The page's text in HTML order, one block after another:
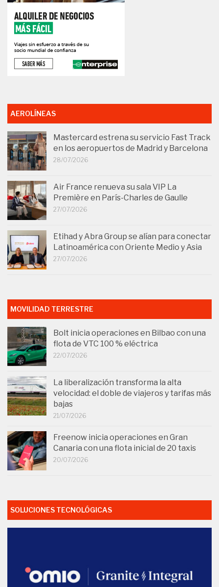
AEROLÍNEAS
Mastercard estrena su servicio Fast Track
en los aeropuertos de Madrid y Barcelona
28/07/2026
Air France renueva su sala VIP La
Première en París-Charles de Gaulle
27/07/2026
Etihad y Abra Group se alían para conectar
Latinoamérica con Oriente Medio y Asia
27/07/2026
MOVILIDAD TERRESTRE
Bolt inicia operaciones en Bilbao con una
flota de VTC 100 % eléctrica
22/07/2026
La liberalización transforma la alta
velocidad: el doble de viajeros y tarifas más
bajas
21/07/2026
Freenow inicia operaciones en Gran
Canaria con una flota inicial de 20 taxis
20/07/2026
SOLUCIONES TECNOLÓGICAS